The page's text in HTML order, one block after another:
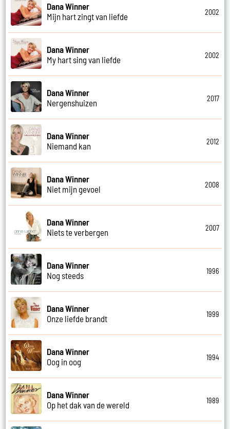
Dana Winner
Mijn hart zingt van liefde
2002
Dana Winner
My hart sing van liefde
2002
Dana Winner
Nergenshuizen
2017
Dana Winner
Niemand kan
2012
Dana Winner
Niet mijn gevoel
2008
Dana Winner
Niets te verbergen
2007
Dana Winner
Nog steeds
1996
Dana Winner
Onze liefde brandt
1999
Dana Winner
Oog in oog
1994
Dana Winner
Op het dak van de wereld
1989